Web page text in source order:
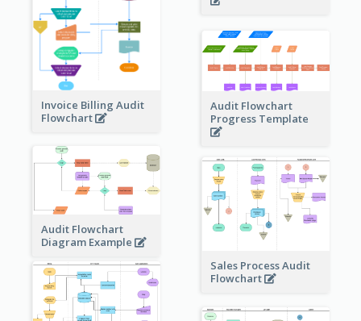
Invoice Billing Audit
Flowchart
Audit Flowchart
Progress Template
Audit Flowchart
Diagram Example
Sales Process Audit
Flowchart